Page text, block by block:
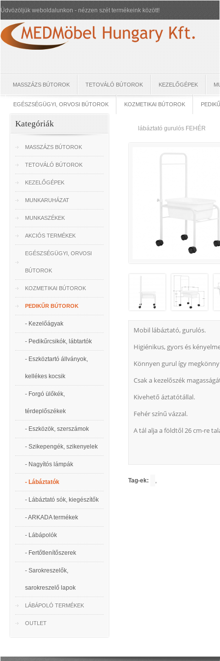
Üdvözöljük weboldalunkon - nézzen szét termékeink között!
MASSZÁZS BÚTOROK TETOVÁLÓ BÚTOROK KEZELŐGÉPEK
EGÉSZSÉGÜGYI, ORVOSI BÚTOROK KOZMETIKAI BÚTOROK
Kategóriák
MASSZÁZS BÚTOROK
TETOVÁLÓ BÚTOROK
KEZELŐGÉPEK
MUNKARUHÁZAT
MUNKASZÉKEK
AKCIÓS TERMÉKEK
EGÉSZSÉGÜGYI, ORVOSI
BÚTOROK
KOZMETIKAI BÚTOROK
PEDIKŰR BÚTOROK
- Kezelőágyak
- Pedikűrcsikók, lábtartók
- Eszköztartó állványok,
kellékes kocsik
- Forgó ülőkék,
térdeplőszékek
- Eszközök, szerszámok
- Szikepengék, szikenyelek
- Nagyítós lámpák
- Lábáztatók
- Lábáztató sók, kiegészítők
- ARKADA termékek
- Lábápolók
- Fertőtlenítőszerek
- Sarokreszelők,
sarokreszelő lapok
LÁBÁPOLÓ TERMÉKEK
OUTLET
lábáztató gurulós FEHÉR
Mobil lábáztató, gurulós.
Higiénikus, gyors és
Könnyen gurul így
Csak a kezelőszék
Kivehető áztatótállal.
Fehér színű vázzal.
A tál alja a földtől 26 cm-re
Tag-ek: ,